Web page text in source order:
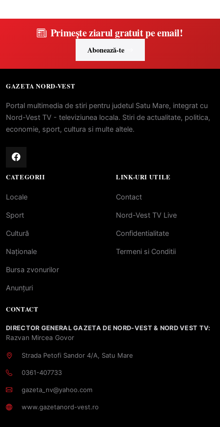
Primește ziarul gratuit pe email!
Abonează-te
GAZETA NORD-VEST
Portal multimedia de stiri pentru judetul Satu Mare, integrat cu
Nord-Vest TV - televiziunea locala. Stiri de actualitate, politica,
economie, sport, cultura si multe altele.
CATEGORII
Locale
Sport
Cultură
Naționale
Bursa zvonurilor
Anunțuri
LINK-URI UTILE
Contact
Nord-Vest TV Live
Confidentialitate
Termeni si Conditii
CONTACT
DIRECTOR GENERAL GAZETA DE NORD-VEST & NORD VEST TV:
Razvan Mircea Govor
Strada Petofi Sandor 4/A, Satu Mare
0361-407733
gazeta_nv@yahoo.com
www.gazetanord-vest.ro